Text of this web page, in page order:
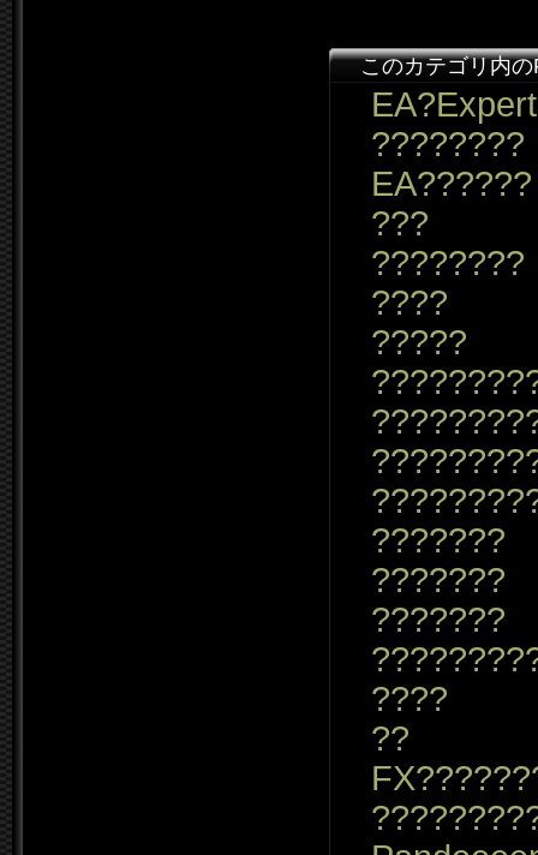
このカテゴリ内
????????
EA??????
???
????????
????
?????
???????
???????
???????
????
??